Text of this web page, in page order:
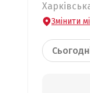
Змінити